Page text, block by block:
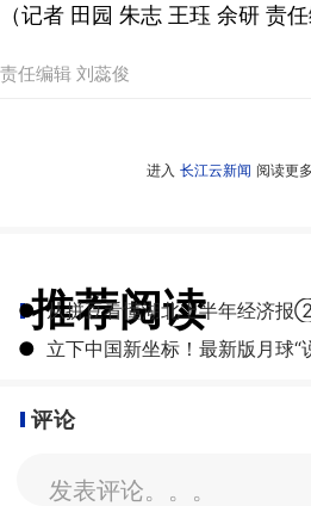
（记者 田园 朱志 王珏 余研 责任
责任编辑 刘蕊俊
进入 长江云新闻 阅读更
推荐阅读
● 从拼豆看懂湖北上半年经济报
● 立下中国新坐标！最新版月球“
评论
发表评论。。。